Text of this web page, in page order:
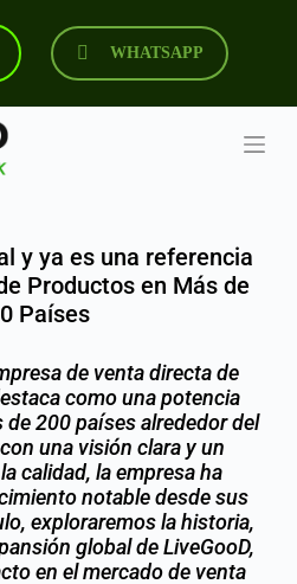
WHATSAPP
y ya es una referencia
Productos en Más de
Países
de venta directa de
como una potencia
de 200 países alrededor del
una visión clara y un
calidad, la empresa ha
notable desde sus
exploraremos la historia,
global de LiveGooD,
en el mercado de venta